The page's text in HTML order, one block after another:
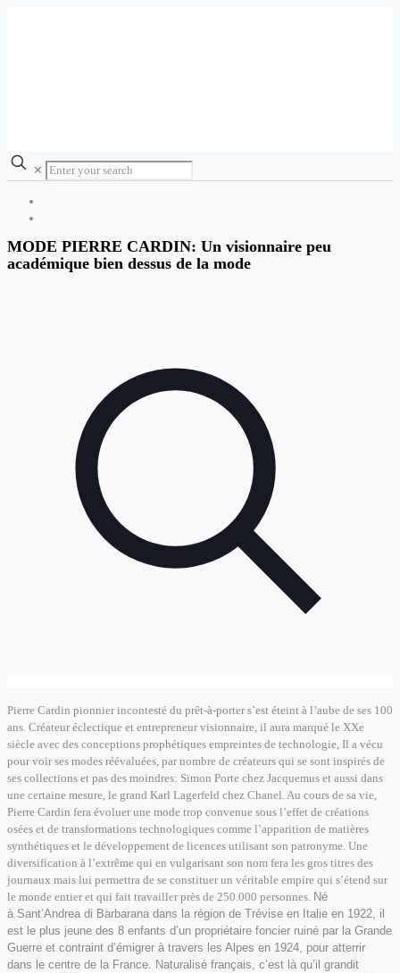
✕
MODE PIERRE CARDIN: Un visionnaire peu
académique bien dessus de la mode
Pierre Cardin pionnier incontesté du prêt-à-porter s’est éteint à l’aube de ses 100
ans. Créateur éclectique et entrepreneur visionnaire, il aura marqué le XXe
siècle avec des conceptions prophétiques empreintes de technologie, Il a vécu
pour voir ses modes réévaluées, par nombre de créateurs qui se sont inspirés de
ses collections et pas des moindres: Simon Porte chez Jacquemus et aussi dans
une certaine mesure, le grand Karl Lagerfeld chez Chanel. Au cours de sa vie,
Pierre Cardin fera évoluer une mode trop convenue sous l’effet de créations
osées et de transformations technologiques comme l’apparition de matières
synthétiques et le développement de licences utilisant son patronyme. Une
diversification à l’extrême qui en vulgarisant son nom fera les gros titres des
journaux mais lui permettra de se constituer un véritable empire qui s’étend sur
le monde entier et qui fait travailler près de 250.000 personnes. Né
à Sant’Andrea di Barbarana dans la région de Trévise en Italie en 1922, il
est le plus jeune des 8 enfants d’un propriétaire foncier ruiné par la Grande
Guerre et contraint d’émigrer à travers les Alpes en 1924, pour atterrir
dans le centre de la France. Naturalisé français, c’est là qu’il grandit